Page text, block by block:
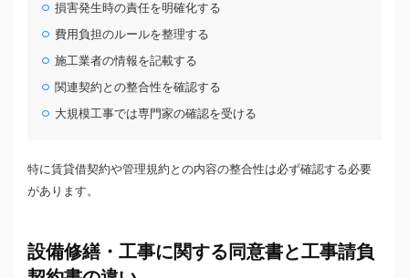
損害発生時の責任を明確化する
費用負担のルールを整理する
施工業者の情報を記載する
関連契約との整合性を確認する
大規模工事では専門家の確認を受ける
特に賃貸借契約や管理規約との内容の整合性は必ず確認する必要
があります。
設備修繕・工事に関する同意書と工事請負